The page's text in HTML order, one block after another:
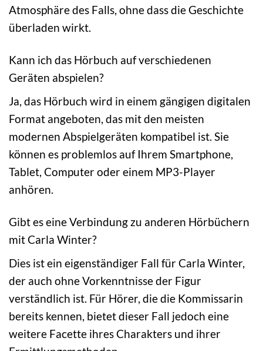
Atmosphäre des Falls, ohne dass die Geschichte
überladen wirkt.
Kann ich das Hörbuch auf verschiedenen
Geräten abspielen?
Ja, das Hörbuch wird in einem gängigen digitalen
Format angeboten, das mit den meisten
modernen Abspielgeräten kompatibel ist. Sie
können es problemlos auf Ihrem Smartphone,
Tablet, Computer oder einem MP3-Player
anhören.
Gibt es eine Verbindung zu anderen Hörbüchern
mit Carla Winter?
Dies ist ein eigenständiger Fall für Carla Winter,
der auch ohne Vorkenntnisse der Figur
verständlich ist. Für Hörer, die die Kommissarin
bereits kennen, bietet dieser Fall jedoch eine
weitere Facette ihres Charakters und ihrer